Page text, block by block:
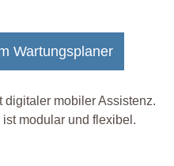
Wartungsplaner
digitaler mobiler Assistenz.
modular und flexibel.